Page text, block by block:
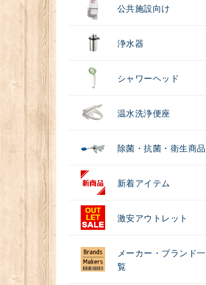
公共施設向け
浄水器
シャワーヘッド
温水洗浄便座
除菌・抗菌・衛生商品
新着アイテム
激安アウトレット
メーカー・ブランド一
覧